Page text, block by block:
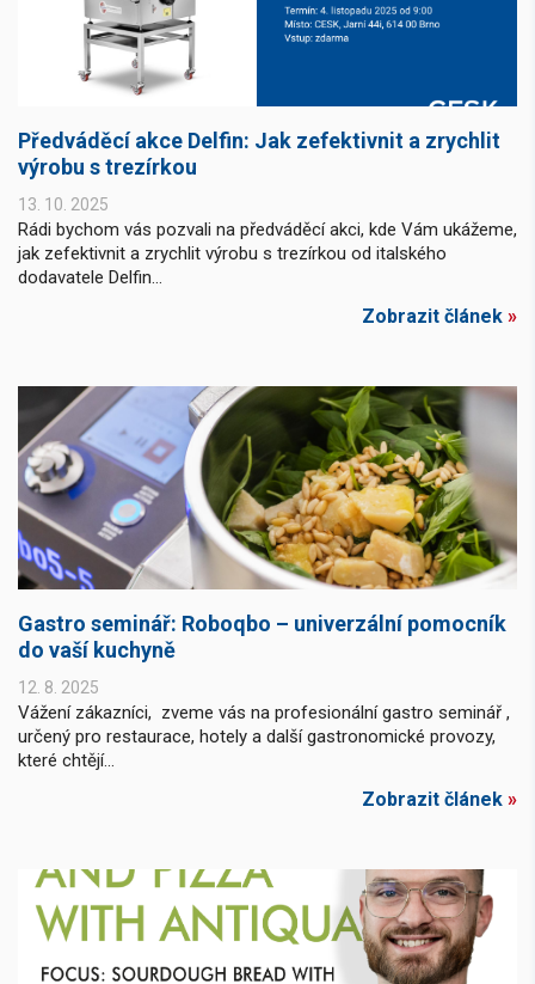
Předváděcí akce Delfin: Jak zefektivnit a zrychlit
výrobu s trezírkou
13. 10. 2025
Rádi bychom vás pozvali na předváděcí akci, kde Vám ukážeme,
jak zefektivnit a zrychlit výrobu s trezírkou od italského
dodavatele Delfin...
Zobrazit článek »
Gastro seminář: Roboqbo – univerzální pomocník
do vaší kuchyně
12. 8. 2025
Vážení zákazníci, zveme vás na profesionální gastro seminář ,
určený pro restaurace, hotely a další gastronomické provozy,
které chtějí...
Zobrazit článek »